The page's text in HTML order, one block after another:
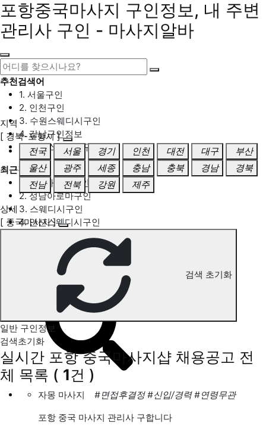
포항중국마사지 구인정보, 내 주변
관리사 구인 - 마사지알바
추천검색어
1. 서울구인
2. 인천구인
3. 수원스웨디시구인
4. 강남구인정보
5. 동탄스웨디시구인
최근검색어
1. 일산마사지구인
2. 성남아로마구인
3. 스웨디시구인
4. 안산스웨디시구인
포항 중국마사지 구인정보
지역
[ 경북-포항시 ]
전국
서울 경기 인천 대전 대구
부산
울산
광주 세종 충남 충북 경남
경북
전남
전북 강원 제주
상세
[ 중국마사지 ]
검색 초기화
일반 구인정보
검색초기화
실시간 포항 중국마사지샵 채용공고 전
체 목록 ( 1건 )
자몽 마사지 #면접후결정 #신입/경력 #연령무관
포항 중국 마사지 관리사 구합니다